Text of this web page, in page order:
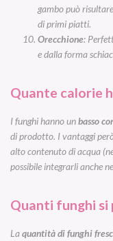
gambo può
di primi piatti.
Orecchione:
e dalla forma
Quante calorie
I funghi hanno unbasso
di prodotto. I vantaggi
alto contenuto di acqua
possibile integrarli anche
Quanti funghi si
Laquantità di funghi